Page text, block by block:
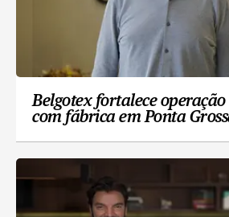
Belgotex fortalece
com fábrica em Ponta